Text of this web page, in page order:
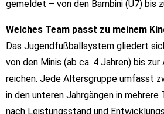
gemeldet – von den Bambini (U7) bis
Welches Team passt zu meinem
Das Jugendfußballsystem gliedert
von den Minis (ab ca. 4 Jahren) bis
reichen. Jede Altersgruppe umfasst
in den unteren Jahrgängen in
nach Leistungsstand und